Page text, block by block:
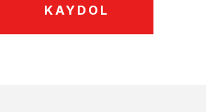
KAYDOL